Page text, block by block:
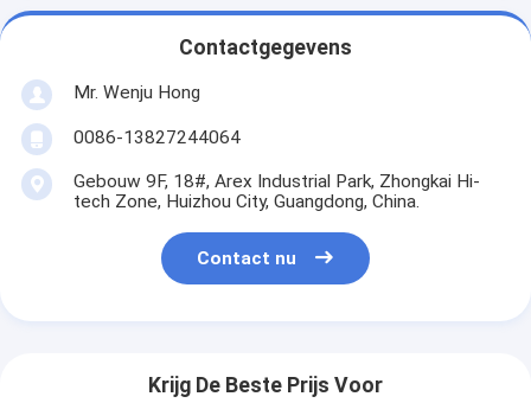
Contactgegevens
Mr. Wenju Hong
0086-13827244064
Gebouw 9F, 18#, Arex Industrial Park, Zhongkai Hi-
tech Zone, Huizhou City, Guangdong, China.
Contact nu
Krijg De Beste Prijs Voor